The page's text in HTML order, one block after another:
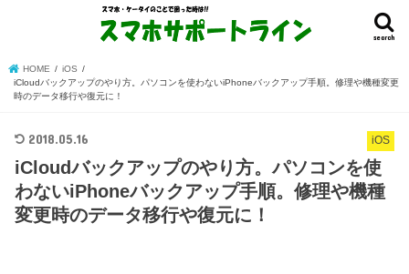
search
HOME
iOS
iCloudバックアップのやり方。パソコンを使わないiPhoneバックアップ手順。修理や機種変更
時のデータ移行や復元に！
iOS
2018.05.16
iCloudバックアップのやり方。パソコンを使
わないiPhoneバックアップ手順。修理や機種
変更時のデータ移行や復元に！